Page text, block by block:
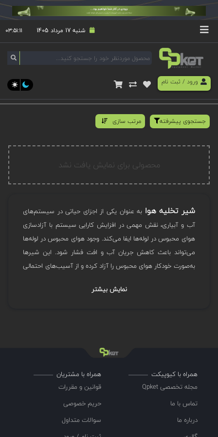
شنبه 17 مرداد 1405 ۰۳:۵۱:۱۱
ورود/ ثبت نام
جستجوی پیشرفته مرتب سازی
محصولی برای نمایش یافت نشد
شیر تخلیه هوا به عنوان یکی از اجزای حیاتی در سیستم‌های
آب و آبیاری، نقش مهمی در افزایش کارایی سیستم با آزادسازی
هوای محبوس در لوله‌ها ایفا می‌کند. وجود هوای محبوس در لوله‌ها
می‌تواند باعث کاهش جریان آب و افت فشار شود. این شیرها
به‌صورت خودکار هوای محبوس را آزاد کرده و از آسیب‌های احتمالی
تخلیه هوا به جلوگیری از ایجاد خلأ کمک کرده و از بروز مشکلاتی
نمایش بیشتر
همراه با کیوپیکت
مجله تخصصی Qpket
تماس با ما
درباره ما
همراه با مشتریان
قوانین و مقررات
حریم خصوصی
سوالات متداول